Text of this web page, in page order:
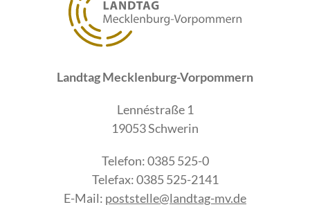
Landtag Mecklenburg-Vorpommern
Lennéstraße 1
19053 Schwerin
Telefon: 0385 525-0
Telefax: 0385 525-2141
E-Mail: poststelle@landtag-mv.de